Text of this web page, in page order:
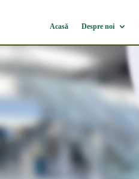
Acasă Despre noi